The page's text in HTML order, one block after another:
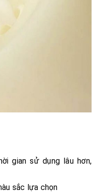
gian sử dụng lâu hơn,
sắc lựa chọn